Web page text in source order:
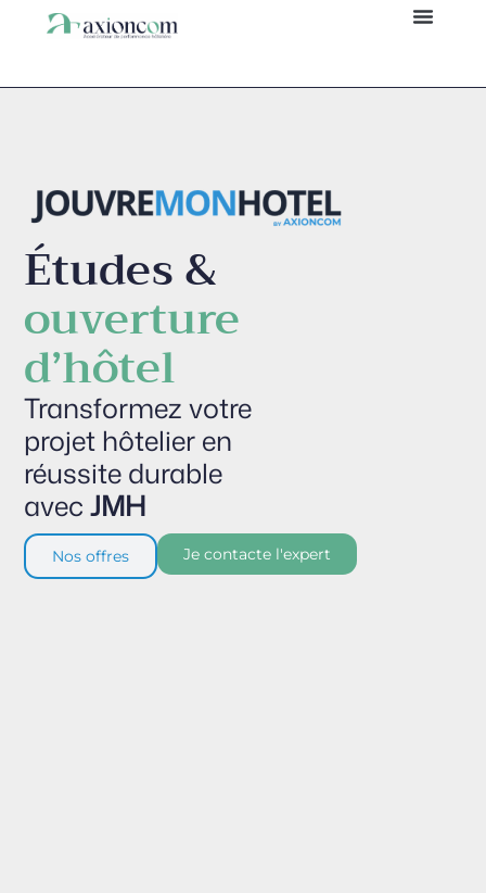
Panneau de gestion des cookies
Études &
ouverture
d’hôtel
Transformez votre
projet hôtelier en
réussite durable
avec JMH
Nos offres Je contacte l'expert